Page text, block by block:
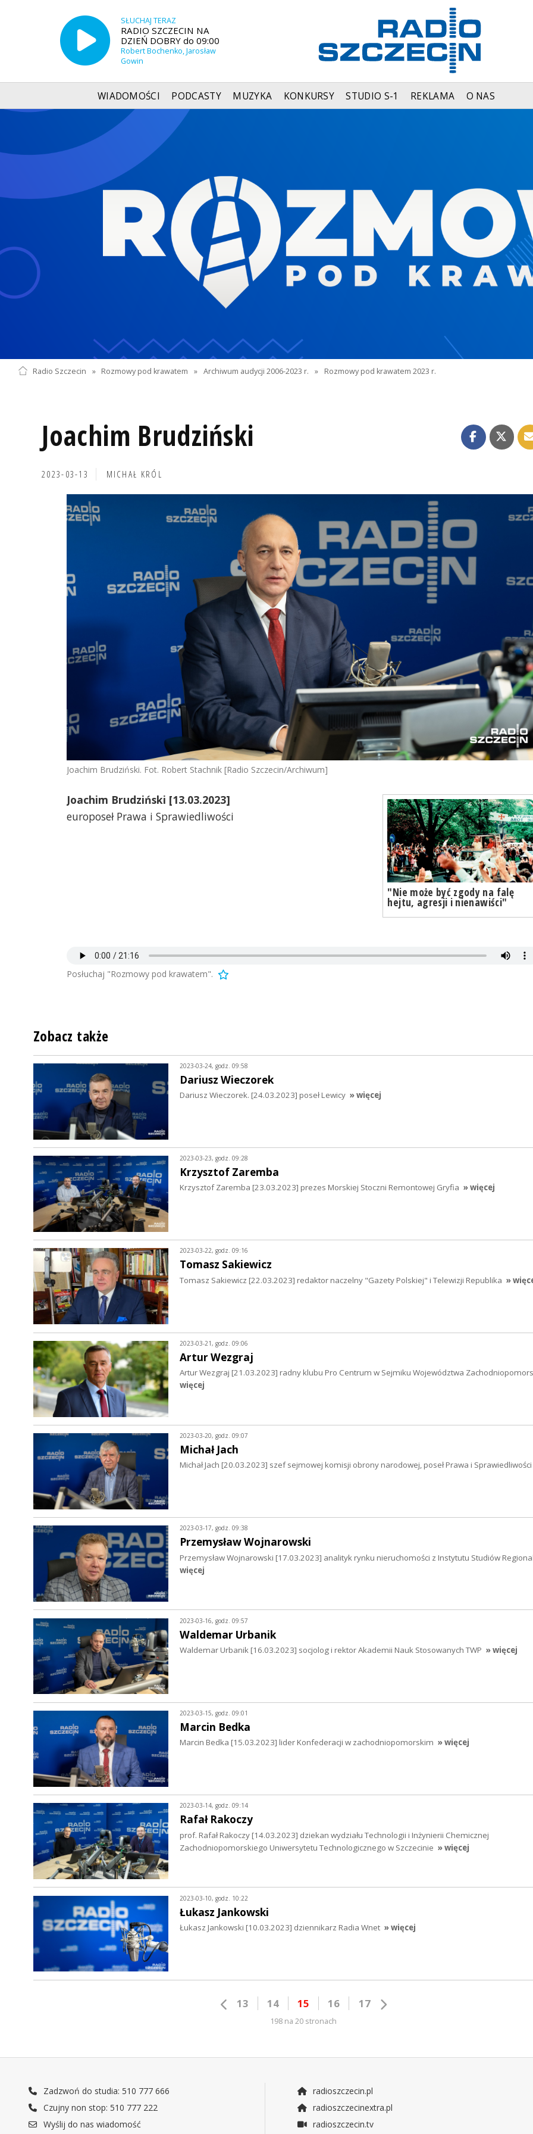
SŁUCHAJ TERAZ
RADIO SZCZECIN NA
DZIEŃ DOBRY do 09:00
Robert Bochenko, Jarosław
Gowin
WIADOMOŚCI PODCASTY MUZYKA KONKURSY STUDIO S-1 REKLAMA O NAS
Radio Szczecin » Rozmowy pod krawatem » Archiwum audycji 2006-2023 r. » Rozmowy pod krawatem 2023 r.
Joachim Brudziński
2023-03-13 MICHAŁ KRÓL
Joachim Brudziński. Fot. Robert Stachnik [Radio Szczecin/Archiwum]
"Nie może być zgody na falę
hejtu, agresji i nienawiści"
Joachim Brudziński [13.03.2023]
europoseł Prawa i Sprawiedliwości
Posłuchaj "Rozmowy pod krawatem".
Zobacz także
2023-03-24, godz. 09:58
Dariusz Wieczorek
Dariusz Wieczorek. [24.03.2023] poseł Lewicy » więcej
2023-03-23, godz. 09:28
Krzysztof Zaremba
Krzysztof Zaremba [23.03.2023] prezes Morskiej Stoczni Remontowej Gryfia » więcej
2023-03-22, godz. 09:16
Tomasz Sakiewicz
Tomasz Sakiewicz [22.03.2023] redaktor naczelny "Gazety Polskiej" i Telewizji Republika »
2023-03-21, godz. 09:06
Artur Wezgraj
Artur Wezgraj [21.03.2023] radny klubu Pro Centrum w Sejmiku Województwa
więcej
2023-03-20, godz. 09:07
Michał Jach
Michał Jach [20.03.2023] szef sejmowej komisji obrony narodowej, poseł Prawa i Sprawiedliwości
2023-03-17, godz. 09:38
Przemysław Wojnarowski
Przemysław Wojnarowski [17.03.2023] analityk rynku nieruchomości z Instytutu Studiów
więcej
2023-03-16, godz. 09:57
Waldemar Urbanik
Waldemar Urbanik [16.03.2023] socjolog i rektor Akademii Nauk Stosowanych TWP » więcej
2023-03-15, godz. 09:01
Marcin Bedka
Marcin Bedka [15.03.2023] lider Konfederacji w zachodniopomorskim » więcej
2023-03-14, godz. 09:14
Rafał Rakoczy
prof. Rafał Rakoczy [14.03.2023] dziekan wydziału Technologii i Inżynierii Chemicznej
Zachodniopomorskiego Uniwersytetu Technologicznego w Szczecinie » więcej
2023-03-10, godz. 10:22
Łukasz Jankowski
Łukasz Jankowski [10.03.2023] dziennikarz Radia Wnet » więcej
13 14 15 16 17
198 na 20 stronach
Zadzwoń do studia: 510 777 666
Czujny non stop: 510 777 222
Wyślij do nas wiadomość
radioszczecin.pl
radioszczecinextra.pl
radioszczecin.tv